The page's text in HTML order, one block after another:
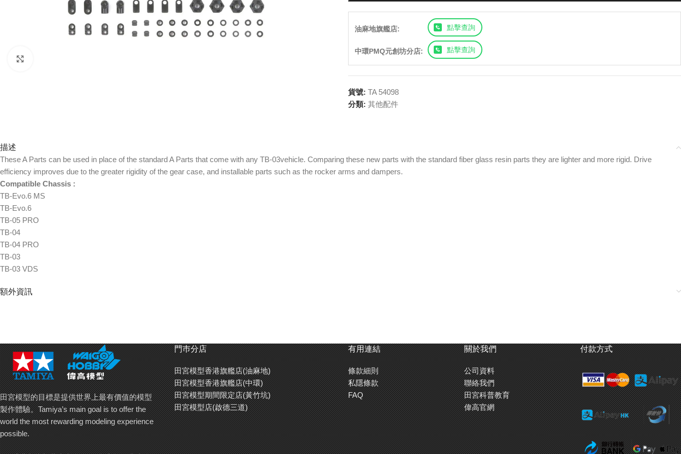
油麻地旗艦店: 點擊查詢
中環PMQ元創坊分店: 點擊查詢
貨號: TA 54098
分類: 其他配件
描述
These A Parts can be used in place of the standard A Parts that come with any TB-03vehicle. Comparing these new parts with the standard fiber glass resin parts they are lighter and more rigid. Drive
efficiency improves due to the greater rigidity of the gear case, and installable parts such as the rocker arms and dampers.
Compatible Chassis :
TB-Evo.6 MS
TB-Evo.6
TB-05 PRO
TB-04
TB-04 PRO
TB-03
TB-03 VDS
額外資訊
田宮模型的目標是提供世界上最有價值的模型
製作體驗。Tamiya’s main goal is to offer the
world the most rewarding modeling experience
possible.
門巿分店
田宮模型香港旗艦店(油麻地)
田宮模型香港旗艦店(中環)
田宮模型期間限定店(黃竹坑)
田宮模型店(啟德三道)
有用連結
條款細則
私隱條款
FAQ
關於我們
公司資料
聯絡我們
田宮科普教育
偉高官網
付款方式